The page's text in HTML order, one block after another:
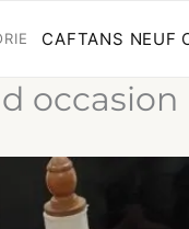
CAFTANS NEUF
occasion